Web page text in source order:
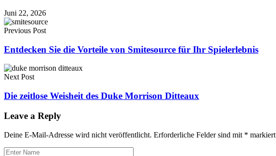
Juni 22, 2026
Previous Post
Entdecken Sie die Vorteile von Smitesource für Ihr Spielerlebnis
Next Post
Die zeitlose Weisheit des Duke Morrison Ditteaux
Leave a Reply
Deine E-Mail-Adresse wird nicht veröffentlicht. Erforderliche Felder sind mit * markiert